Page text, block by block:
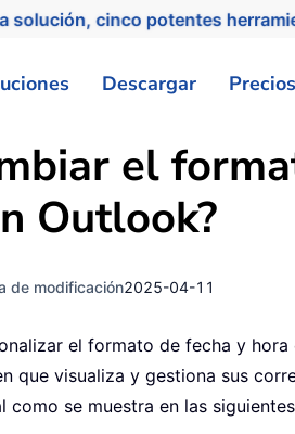
cinco potentes
Descargar Precios
el
Outlook?
de modificación2025-04-11
el formato de fecha y
que visualiza y gestiona sus
como se muestra en las